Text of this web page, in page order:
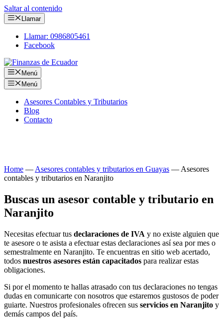
Saltar al contenido
Llamar
Llamar: 0986805461
Facebook
Menú
Menú
Asesores Contables y Tributarios
Blog
Contacto
Home —Asesores contables y tributarios en Guayas —Asesores
contables y tributarios en Naranjito
Buscas un asesor contable y tributario en
Naranjito
Necesitas efectuar tus declaraciones de IVA y no existe alguien que
te asesore o te asista a efectuar estas declaraciones así sea por mes o
semestralmente en Naranjito. Te encuentras en sitio web acertado,
todos nuestros asesores están capacitados para realizar estas
obligaciones.
Si por el momento te hallas atrasado con tus declaraciones no tengas
dudas en comunicarte con nosotros que estaremos gustosos de poder
guiarte. Nuestros profesionales ofrecen sus servicios en Naranjito y
demás campos del país.